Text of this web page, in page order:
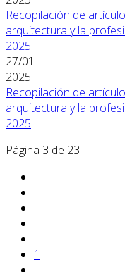
Recopilación de
arquitectura y la
2025
27/01
2025
Recopilación de
arquitectura y la
2025
Página 3 de 23
1